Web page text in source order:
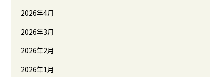
2026年4月
2026年3月
2026年2月
2026年1月